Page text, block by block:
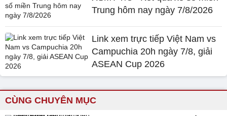
Trung hôm nay ngày 7/8/2026
Link xem trực tiếp Việt Nam vs
Campuchia 20h ngày 7/8, giải
ASEAN Cup 2026
CÙNG CHUYÊN MỤC